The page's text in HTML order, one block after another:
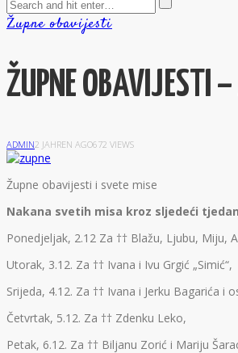
Župne obavijesti
ŽUPNE OBAVIJESTI
ADMIN2 JAHREN AGO672 VIEWS
Župne obavijesti i svete mise
Nakana svetih misa kroz sljedeći
Ponedjeljak, 2.12 Za †† Blažu, Ljubu, Miju,
Utorak, 3.12. Za †† Ivana i Ivu Grgić „Simić“,
Srijeda, 4.12. Za †† Ivana i Jerku Bagarića i
Četvrtak, 5.12. Za †† Zdenku Leko,
Petak, 6.12. Za †† Biljanu Zorić i Mariju